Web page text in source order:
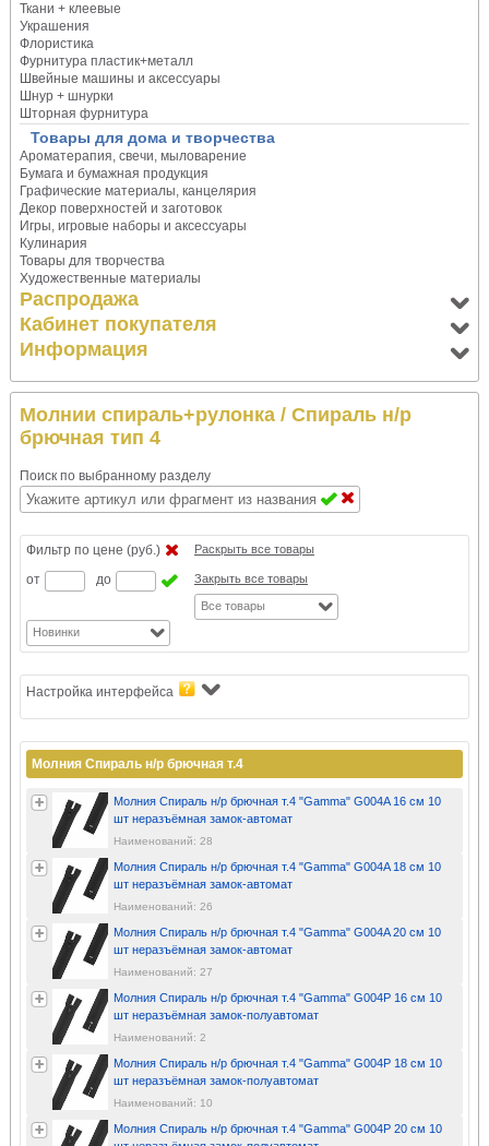
Ткани + клеевые
Украшения
Флористика
Фурнитура пластик+металл
Швейные машины и аксессуары
Шнур + шнурки
Шторная фурнитура
Товары для дома и творчества
Ароматерапия, свечи, мыловарение
Бумага и бумажная продукция
Графические материалы, канцелярия
Декор поверхностей и заготовок
Игры, игровые наборы и аксессуары
Кулинария
Товары для творчества
Художественные материалы
Распродажа
Кабинет покупателя
Информация
Молнии спираль+рулонка / Спираль н/р
брючная тип 4
Поиск по выбранному разделу
Фильтр по цене (руб.)
от
до
Раскрыть все товары
Закрыть все товары
Все товары
Новинки
Настройка интерфейса
Молния Спираль н/р брючная т.4
Молния Спираль н/р брючная т.4 "Gamma" G004A 16 см 10
шт неразъёмная замок-автомат
Наименований: 28
Молния Спираль н/р брючная т.4 "Gamma" G004A 18 см 10
шт неразъёмная замок-автомат
Наименований: 26
Молния Спираль н/р брючная т.4 "Gamma" G004A 20 см 10
шт неразъёмная замок-автомат
Наименований: 27
Молния Спираль н/р брючная т.4 "Gamma" G004P 16 см 10
шт неразъёмная замок-полуавтомат
Наименований: 2
Молния Спираль н/р брючная т.4 "Gamma" G004P 18 см 10
шт неразъёмная замок-полуавтомат
Наименований: 10
Молния Спираль н/р брючная т.4 "Gamma" G004P 20 см 10